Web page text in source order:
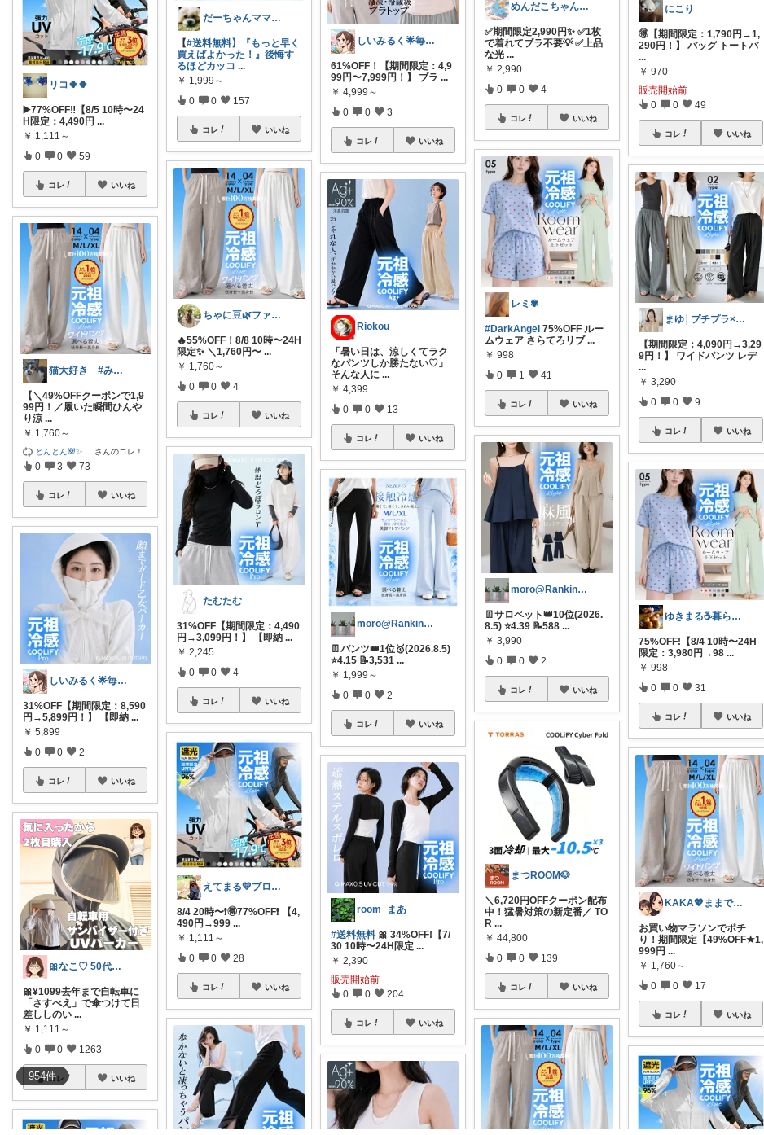
954件
リコ🍀🍀
▶️77%OFF‼️【8/5 10時〜24
H限定：4,490円 ...
￥ 1,111～
0 0 59
コレ いいね
猫大好き #みなさんのお気持ちに感謝
【＼49%OFFクーポンで1,9
99円！／履いた瞬間ひんや
り涼 ...
￥ 1,760～
とんとん🐼✨ さんのコレ！
0 3 73
コレ いいね
しいみるく🌟毎日全力投稿🌟
31%OFF【期間限定：8,590
円→5,899円！】 【即納 ...
￥ 5,899
0 0 2
コレ いいね
🎀なこ♡︎ 50代主婦の"買って正解"
🎀¥1099去年まで自転車に
「さすべえ」で傘つけて日
差ししのい ...
￥ 1,111～
0 0 1263
コレ いいね
だーちゃんママ🐕お買い物有難う
【#送料無料】『もっと早く
買えばよかった！』後悔す
るほどカッコ ...
￥ 1,999～
0 0 157
コレ いいね
ちゃに豆🌿ファッション好き✨
🔥55%OFF！8/8 10時〜24H
限定✨ ＼1,760円〜 ...
￥ 1,760～
0 0 4
コレ いいね
たむたむ
31%OFF【期間限定：4,490
円→3,099円！】 【即納 ...
￥ 2,245
0 0 4
コレ いいね
えてまる💛プロフ画変えました
8/4 20時〜❗️🉐77%OFF❗️ 【4,
490円→999 ...
￥ 1,111～
0 0 28
コレ いいね
しいみるく🌟毎日全力投稿🌟
61%OFF！【期間限定：4,9
99円〜7,999円！】 ブラ ...
￥ 4,999～
0 0 3
コレ いいね
Riokou
「暑い日は、涼しくてラク
なパンツしか勝たない♡」
そんな人に ...
￥ 4,399
0 0 13
コレ いいね
moro@Ranking ROOM
👖パンツ👑1位🥇(2026.8.5)
⭐4.15 📝3,531 ...
￥ 1,999～
0 0 2
コレ いいね
room_まあ
#送料無料 🎀 34%OFF!【7/
30 10時〜24H限定 ...
￥ 2,390
販売開始前
0 0 204
コレ いいね
めんだこちゃん💘使う力💪
✅期間限定2,990円✨ ✅1枚
で着れてブラ不要💡 ✅上品
な光 ...
￥ 2,990
0 0 4
コレ いいね
レミ✾
#DarkAngel 75%OFF ルー
ムウェア さらてろリブ ...
￥ 998
0 1 41
コレ いいね
moro@Ranking ROOM
👖サロペット👑10位(2026.
8.5) ⭐4.39 📝588 ...
￥ 3,990
0 0 2
コレ いいね
まつROOM🐶
＼6,720円OFFクーポン配布
中！猛暑対策の新定番／ TO
R ...
￥ 44,800
0 0 139
コレ いいね
にこり
🉐【期間限定：1,790円→1,
290円！】 バッグ トートバ
...
￥ 970
販売開始前
0 0 49
コレ いいね
まゆ│プチプラ×ご褒美スイーツ
【期間限定：4,090円→3,29
9円！】 ワイドパンツ レデ
...
￥ 3,290
0 0 9
コレ いいね
ゆきまる☕️暮らしを楽しむ
75%OFF!【8/4 10時〜24H
限定：3,980円→98 ...
￥ 998
0 0 31
コレ いいね
KAKA💖ままでもキレイでいたい
お買い物マラソンでポチ
り！期間限定【49%OFF★1,
999円 ...
￥ 1,760～
0 0 17
コレ いいね